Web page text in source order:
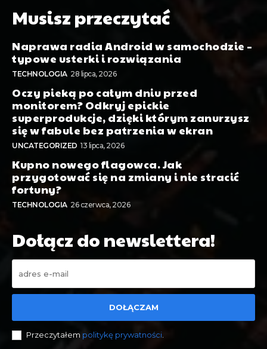
Musisz przeczytać
Naprawa radia Android w samochodzie –
typowe usterki i rozwiązania
TECHNOLOGIA 28 lipca, 2026
Oczy pieką po całym dniu przed
monitorem? Odkryj epickie
superprodukcje, dzięki którym zanurzysz
się w fabule bez patrzenia w ekran
UNCATEGORIZED 13 lipca, 2026
Kupno nowego flagowca. Jak
przygotować się na zmiany i nie stracić
fortuny?
TECHNOLOGIA 26 czerwca, 2026
Dołącz do newslettera!
DOŁĄCZAM
Przeczytałem politykę prywatności